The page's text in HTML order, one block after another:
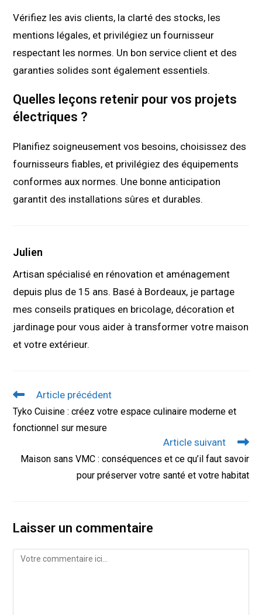
Vérifiez les avis clients, la clarté des stocks, les
mentions légales, et privilégiez un fournisseur
respectant les normes. Un bon service client et des
garanties solides sont également essentiels.
Quelles leçons retenir pour vos projets
électriques ?
Planifiez soigneusement vos besoins, choisissez des
fournisseurs fiables, et privilégiez des équipements
conformes aux normes. Une bonne anticipation
garantit des installations sûres et durables.
Julien
Artisan spécialisé en rénovation et aménagement
depuis plus de 15 ans. Basé à Bordeaux, je partage
mes conseils pratiques en bricolage, décoration et
jardinage pour vous aider à transformer votre maison
et votre extérieur.
Read
articles
Article précédent
Tyko Cuisine : créez votre espace culinaire moderne et
fonctionnel sur mesure
Article suivant
Maison sans VMC : conséquences et ce qu’il faut savoir
pour préserver votre santé et votre habitat
Laisser un commentaire
Comment